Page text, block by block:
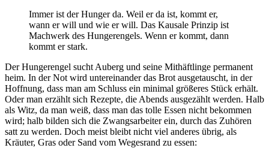
Immer ist der Hunger da. Weil er da ist, kommt er,
wann er will und wie er will. Das Kausale Prinzip ist
Machwerk des Hungerengels. Wenn er kommt, dann
kommt er stark.
Der Hungerengel sucht Auberg und seine Mithäftlinge permanent
heim. In der Not wird untereinander das Brot ausgetauscht, in der
Hoffnung, dass man am Schluss ein minimal größeres Stück erhält.
Oder man erzählt sich Rezepte, die Abends ausgezählt werden. Halb
als Witz, da man weiß, dass man das tolle Essen nicht bekommen
wird; halb bilden sich die Zwangsarbeiter ein, durch das Zuhören
satt zu werden. Doch meist bleibt nicht viel anderes übrig, als
Kräuter, Gras oder Sand vom Wegesrand zu essen: